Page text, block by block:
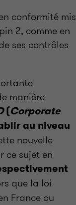
conformité mis
2, comme en
ses contrôles
manière
(Corporate
au niveau
nouvelle
ce sujet en
que la loi
France ou